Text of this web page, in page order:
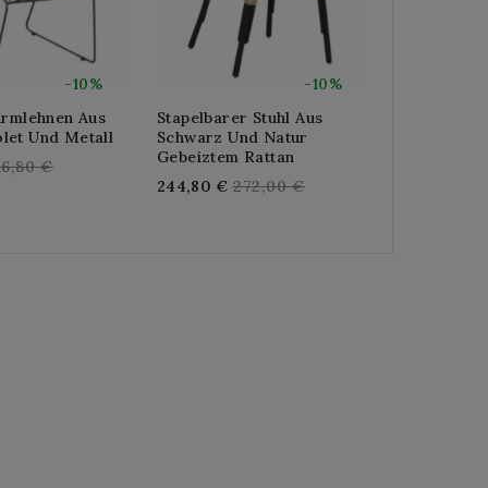
-10%
Aus
Und Metall
€
-10%
Stapelbarer Stuhl Aus
Schwarz Und Natur
Gebeiztem Rattan
244,80 € Regular
272,00 €